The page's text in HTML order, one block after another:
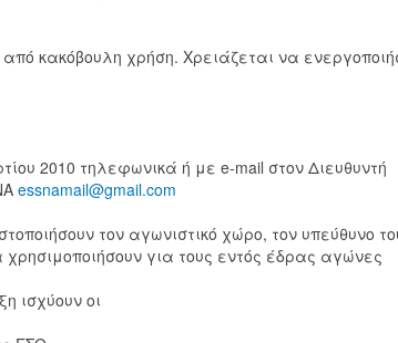
κακόβουλη χρήση. Χρειάζεται να
2010 τηλεφωνικά ή με e-mail στον Διευθυντή
essnamail@gmail.com
τον αγωνιστικό χώρο, τον υπεύθυνο
για τους εντός έδρας αγώνες
ισχύουν οι